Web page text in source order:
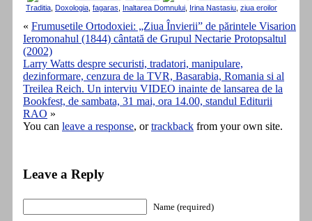
Traditia
Doxologia fagaras Inaltarea Domnului Irina Nastasiu ziua eroilor
« Frumusetile Ortodoxiei: „Ziua Învierii” de părintele Visarion
Ieromonahul (1844) cântată de Grupul Nectarie Protopsaltul
(2002)
Larry Watts despre securisti, tradatori, manipulare,
dezinformare, cenzura de la TVR, Basarabia, Romania si al
Treilea Reich. Un interviu VIDEO inainte de lansarea de la
Bookfest, de sambata, 31 mai, ora 14.00, standul Editurii
RAO »
You can leave a response, ortrackback from your own site.
Leave a Reply
Name (required)